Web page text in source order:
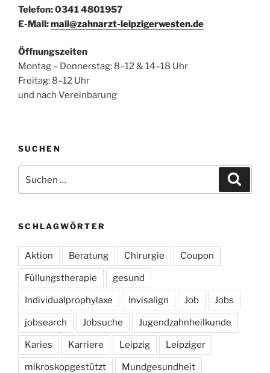
Telefon: 0341 4801957
E-Mail:mail@zahnarzt-leipzigerwesten.de
Öffnungszeiten
Montag – Donnerstag: 8–12 & 14–18 Uhr
Freitag: 8–12 Uhr
und nach Vereinbarung
SUCHEN
nach:
SCHLAGWÖRTER
Aktion Beratung Chirurgie Coupon
Füllungstherapie gesund
Individualprophylaxe Invisalign Job Jobs
jobsearch Jobsuche Jugendzahnheilkunde
Karies Karriere Leipzig Leipziger
mikroskopgestützt Mundgesundheit